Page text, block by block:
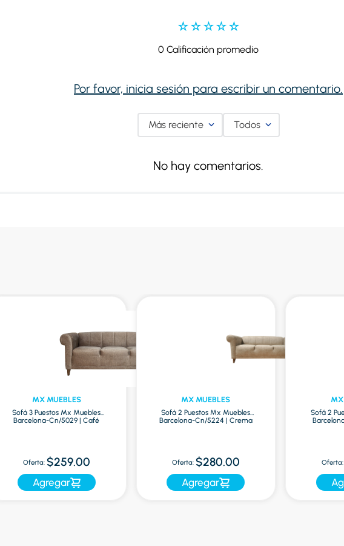
☆☆☆☆☆
0 Calificación promedio
Por favor, inicia sesión para escribir un comentario.
Más reciente Todos
No hay comentarios.
MX MUEBLES
Sofá 3 Puestos Mx Muebles
Barcelona-Cn/5029 | Café
Oferta: $259.00
Agregar
MX MUEBLES
Sofá 2 Puestos Mx Muebles
Barcelona-Cn/5224 | Crema
Oferta: $280.00
Agregar
MX
Sofá 2
Oferta: